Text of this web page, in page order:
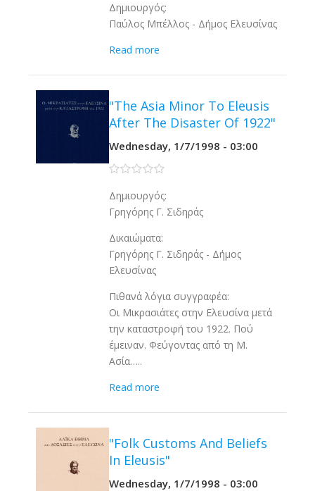
Δημιουργός:
Παύλος Μπέλλος - Δήμος Ελευσίνας
Read more
"The Asia Minor To Eleusis
After The Disaster Of 1922"
Wednesday, 1/7/1998 - 03:00
0 stars
Δημιουργός:
Γρηγόρης Γ. Σιδηράς
Δικαιώματα:
Γρηγόρης Γ. Σιδηράς - Δήμος
Ελευσίνας
Πιθανά λόγια συγγραφέα:
Οι Μικρασιάτες στην Ελευσίνα μετά
την καταστροφή του 1922. Πού
έμειναν. Φεύγοντας από τη Μ.
Ασία…..
Read more
"Folk Customs And Beliefs
In Eleusis"
Wednesday, 1/7/1998 - 03:00